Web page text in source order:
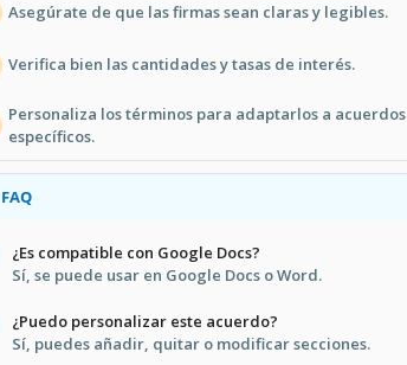
Asegúrate de que las firmas sean claras y legibles.
Verifica bien las cantidades y tasas de interés.
Personaliza los términos para adaptarlos a acuerdos
específicos.
FAQ
¿Es compatible con Google Docs?
Sí, se puede usar en Google Docs o Word.
¿Puedo personalizar este acuerdo?
Sí, puedes añadir, quitar o modificar secciones.